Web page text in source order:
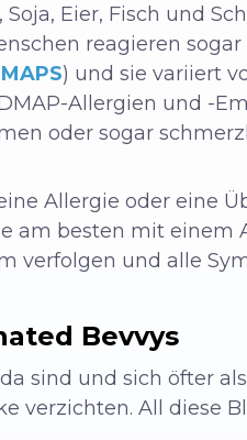
Eier, Fisch und
reagieren
) und sie variiert
Allergien und -
oder sogar
Allergie oder eine
am besten mit einem
verfolgen und alle
Bevvys
sind und sich öfter
verzichten. All diese